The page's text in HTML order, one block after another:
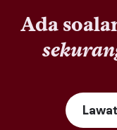
Ada